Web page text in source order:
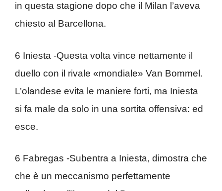
in questa stagione dopo che il Milan l’aveva
chiesto al Barcellona.
6 Iniesta -Questa volta vince nettamente il
duello con il rivale «mondiale» Van Bommel.
L’olandese evita le maniere forti, ma Iniesta
si fa male da solo in una sortita offensiva: ed
esce.
6 Fabregas -Subentra a Iniesta, dimostra che
che è un meccanismo perfettamente